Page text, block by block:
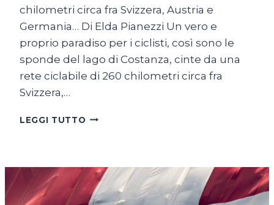
chilometri circa fra Svizzera, Austria e
Germania… Di Elda Pianezzi Un vero e
proprio paradiso per i ciclisti, così sono le
sponde del lago di Costanza, cinte da una
rete ciclabile di 260 chilometri circa fra
Svizzera,…
LEGGI TUTTO SUL
IN
BICICLETTA